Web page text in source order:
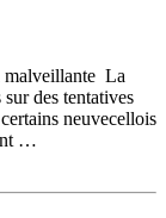
malveillante La
des tentatives
neuvecellois
…